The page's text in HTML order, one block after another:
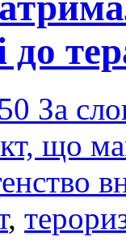
до
За
що
,